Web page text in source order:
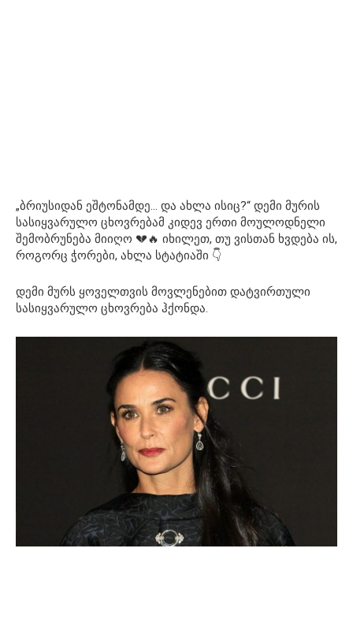
„ბრიუსიდან ეშტონამდე… და ახლა ისიც?“ დემი მურის
სასიყვარულო ცხოვრებამ კიდევ ერთი მოულოდნელი
შემობრუნება მიიღო 💔🔥 იხილეთ, თუ ვისთან ხვდება ის,
როგორც ჭორები, ახლა სტატიაში 👇
დემი მურს ყოველთვის მოვლენებით დატვირთული
სასიყვარულო ცხოვრება ჰქონდა.